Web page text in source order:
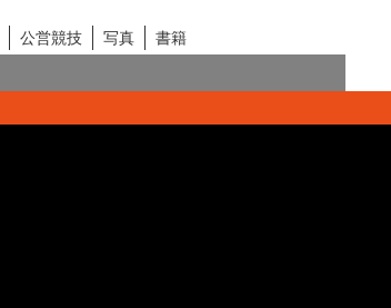
公営競技 写真
書籍